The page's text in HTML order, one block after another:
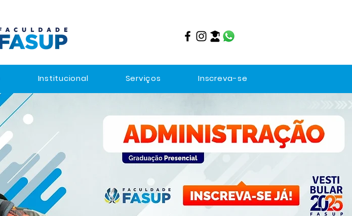
Institucional Serviços Inscreva-se